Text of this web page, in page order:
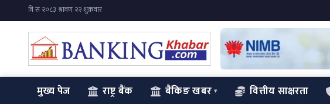
मुख्य पेज राष्ट्र बैंक बैंकिङ खबर वित्तीय साक्षरता